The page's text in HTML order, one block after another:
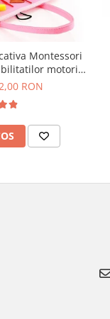
Montessori
motorii
roz
RON